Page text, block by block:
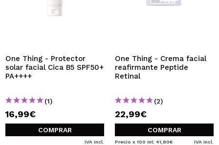
QUIERO REGISTRARME
pedidos y consultar tus operaciones anteriores.
One Thing - Protector
solar facial Cica B5 SPF50+
PA++++
(1)
16,99€
COMPRAR
IVA Incl.
One Thing - Crema facial
reafirmante Peptide
Retinal
(2)
22,99€
COMPRAR
Precio x 100 ml: 41,80€ IVA Incl.